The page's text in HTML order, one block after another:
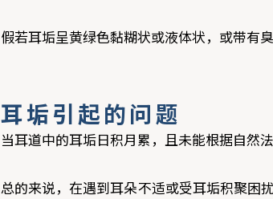
假若耳垢呈黄绿色黏糊状或液体状，或带有
耳垢引起的问题
当耳道中的耳垢日积月累，且未能根据自然
总的来说，在遇到耳朵不适或受耳垢积聚困